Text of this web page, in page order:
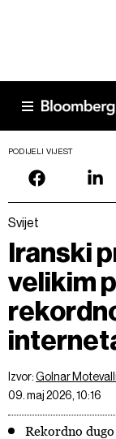
PODIJELI VIJEST
Svijet
Iranski
velikim
Izvor:Golnar
09. maj 2026, 10:16
Rekordno